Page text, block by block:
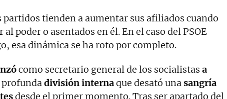
tienden a aumentar sus afiliados cuando
poder o asentados en él. En el caso del PSOE
esa dinámica se ha roto por completo.
como secretario general de los socialistas a
división internaque desató una sangría
desde el primer momento. Tras ser apartado del